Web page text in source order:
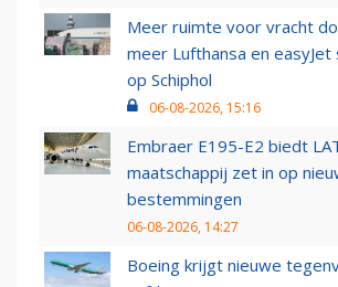
Meer ruimte voor vracht
meer Lufthansa en
op Schiphol
06-08-2026, 15:16
Embraer E195-E2 biedt
maatschappij zet in op
bestemmingen
06-08-2026, 14:27
Boeing krijgt nieuwe